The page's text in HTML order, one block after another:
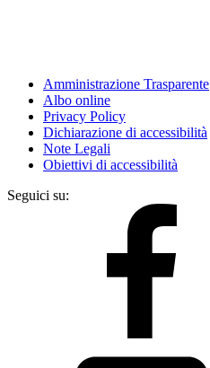
Amministrazione Trasparente
Albo online
Privacy Policy
Dichiarazione di accessibilità
Note Legali
Obiettivi di accessibilità
Seguici su: